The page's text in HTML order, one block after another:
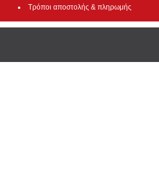
Τρόποι αποστολής & πληρωμής